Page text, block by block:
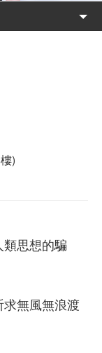
)
思想的騙
無風無浪渡